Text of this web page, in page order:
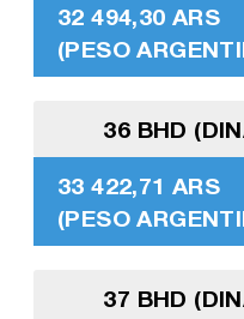
32 494,30 ARS
(PESO
36 BHD
33 422,71 ARS
(PESO
37 BHD